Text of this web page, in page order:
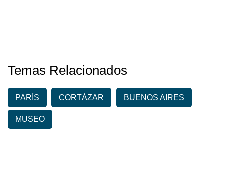
Temas Relacionados
PARÍS CORTÁZAR BUENOS AIRES
MUSEO